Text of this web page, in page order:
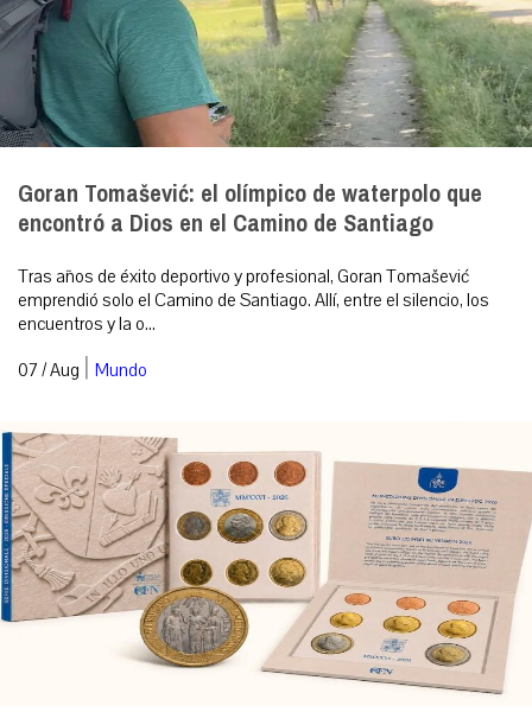
Goran Tomašević: el olímpico de waterpolo que
encontró a Dios en el Camino de Santiago
Tras años de éxito deportivo y profesional, Goran Tomašević
emprendió solo el Camino de Santiago. Allí, entre el silencio, los
encuentros y la o...
07 / Aug | Mundo